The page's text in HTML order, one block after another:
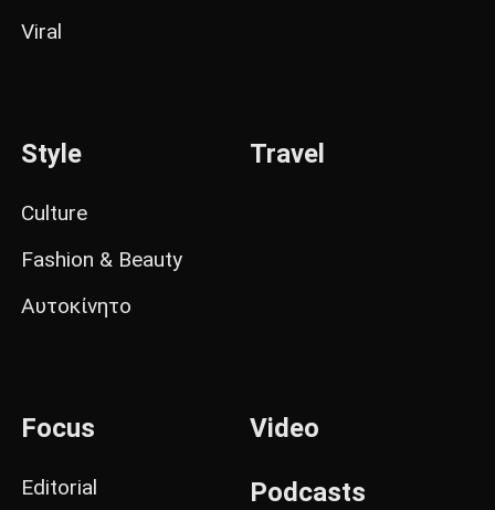
Viral
Style
Culture
Fashion & Beauty
Αυτοκίνητο
Travel
Focus
Editorial
Video
Podcasts